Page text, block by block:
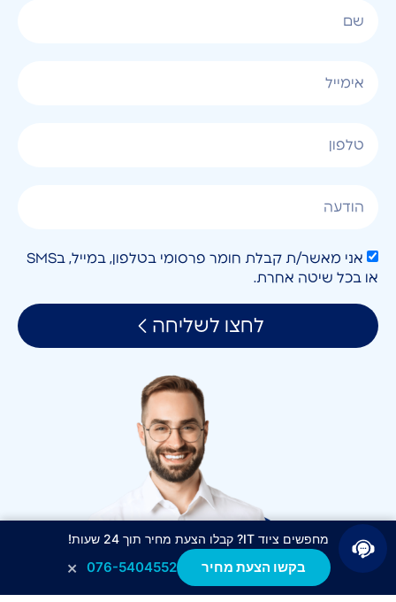
אני מאשר/ת קבלת חומר פרסומי בטלפון, במייל, בSMS
או בכל שיטה אחרת.
לחצו לשליחה
מחפשים ציוד IT? קבלו הצעת מחיר תוך 24 שעות!
בקשו הצעת מחיר 076-5404552
×